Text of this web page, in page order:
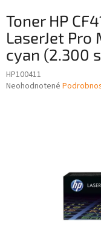
Toner HP
LaserJet
cyan (2.300
HP100411
Priemerné
Neohodnotené